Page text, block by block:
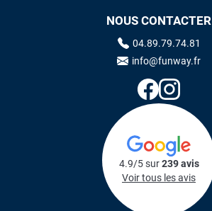
NOUS CONTACTER
04.89.79.74.81
info@funway.fr
4.9/5 sur239 avis
Voir tous les avis